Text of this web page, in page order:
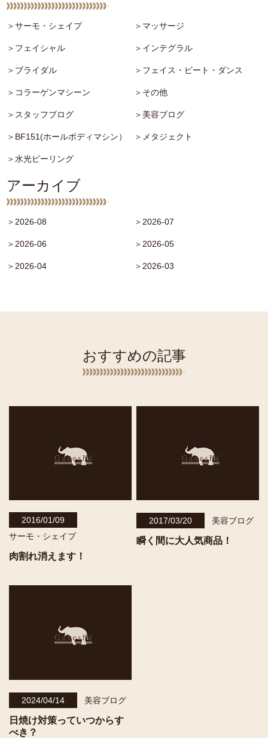
＞サーモ・シェイプ ＞マッサージ
＞フェイシャル ＞インテグラル
＞ブライダル ＞フェイス・ビート・ダンス
＞コラーゲンマシーン ＞その他
＞スタッフブログ ＞美容ブログ
＞BF151(ホールボディマシン） ＞メタジェクト
＞水光ピーリング
アーカイブ
＞2026-08 ＞2026-07
＞2026-06 ＞2026-05
＞2026-04 ＞2026-03
おすすめの記事
2016/01/09
サーモ・シェイプ
肉割れ消えます！
2017/03/20 美容ブログ
瞬く間に大人気商品！
2024/04/14 美容ブログ
日焼け対策っていつからす
べき？